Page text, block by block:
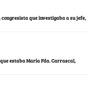
congresista que investigaba a su jefe,
estaba María Fda. Carrascal,